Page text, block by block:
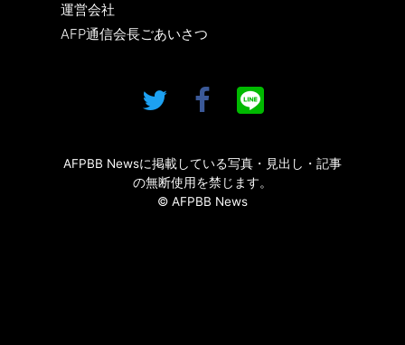
運営会社
AFP通信会長ごあいさつ
AFPBB Newsに掲載している写真・見出し・記事
の無断使用を禁じます。
© AFPBB News